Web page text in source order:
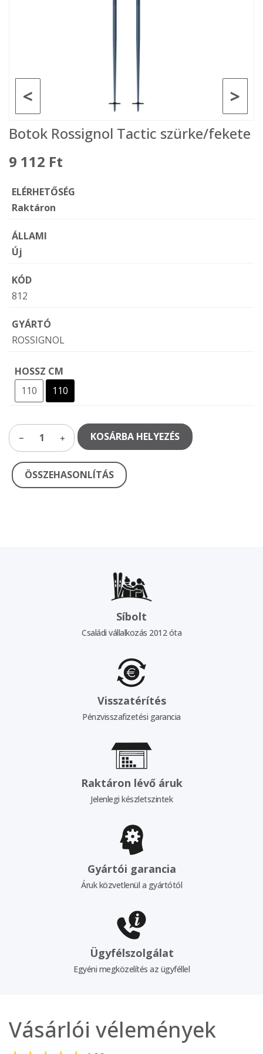
>
<
Botok Rossignol Tactic szürke/fekete
9 112 Ft
ELÉRHETŐSÉG
Raktáron
ÁLLAMI
Új
KÓD
812
GYÁRTÓ
ROSSIGNOL
HOSSZ CM
110
110
1 KOSÁRBA HELYEZÉS
ÖSSZEHASONLÍTÁS
Síbolt
Családi vállalkozás 2012 óta
Visszatérítés
Pénzvisszafizetési garancia
Raktáron lévő áruk
Jelenlegi készletszintek
Gyártói garancia
Áruk közvetlenül a gyártótól
Ügyfélszolgálat
Egyéni megközelítés az ügyféllel
Vásárlói vélemények